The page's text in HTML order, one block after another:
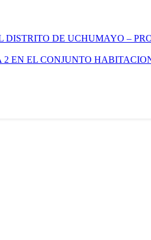
DISTRITO DE UCHUMAYO –
EN EL CONJUNTO